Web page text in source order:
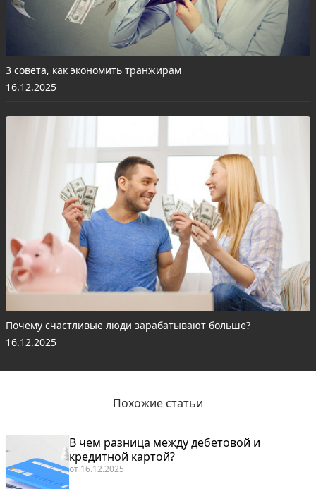
3 совета, как экономить транжирам
16.12.2025
Почему счастливые люди зарабатывают больше?
16.12.2025
Похожие статьи
В чем разница между дебетовой и
кредитной картой?
от 16.12.2025